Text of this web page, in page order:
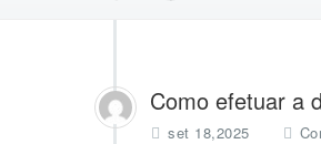
Como efetuar a
set 18,2025